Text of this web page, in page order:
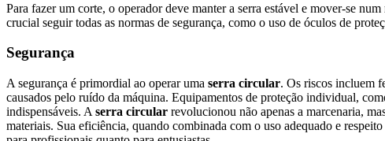
Para fazer um corte, o operador deve manter a serra estável e mover-se
crucial seguir todas as normas de segurança, como o uso de óculos de
Segurança
A segurança é primordial ao operar uma serra circular. Os riscos incluem
causados pelo ruído da máquina. Equipamentos de proteção individual,
indispensáveis. A serra circular revolucionou não apenas a marcenaria,
materiais. Sua eficiência, quando combinada com o uso adequado e